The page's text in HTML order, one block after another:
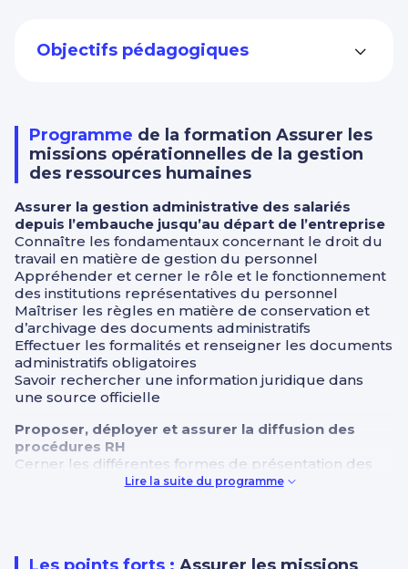
Objectifs pédagogiques
Programme de la formation Assurer les
missions opérationnelles de la gestion
des ressources humaines
Assurer la gestion administrative des salariés
depuis l’embauche jusqu’au départ de l’entreprise
Connaître les fondamentaux concernant le droit du
travail en matière de gestion du personnel
Appréhender et cerner le rôle et le fonctionnement
des institutions représentatives du personnel
Maîtriser les règles en matière de conservation et
d’archivage des documents administratifs
Effectuer les formalités et renseigner les documents
administratifs obligatoires
Savoir rechercher une information juridique dans
une source officielle
Proposer, déployer et assurer la diffusion des
procédures RH
Cerner les différentes formes de présentation des
Lire la suite du programme